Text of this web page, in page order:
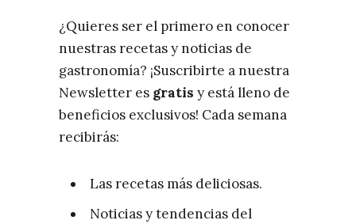
¿Quieres ser el primero en conocer
nuestras recetas y noticias de
gastronomía? ¡Suscribirte a nuestra
Newsletter es gratis y está lleno de
beneficios exclusivos! Cada semana
recibirás:
Las recetas más deliciosas.
Noticias y tendencias del